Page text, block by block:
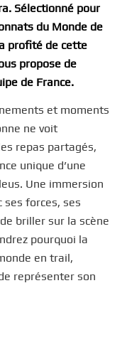
Sélectionné pour
du Monde de
profité de cette
propose de
de France.
et moments
ne voit
repas partagés,
unique d’une
Une immersion
ses forces, ses
briller sur la scène
pourquoi la
en trail,
représenter son